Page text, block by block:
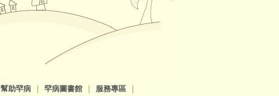
幫助罕病 罕病圖書館 服務專區